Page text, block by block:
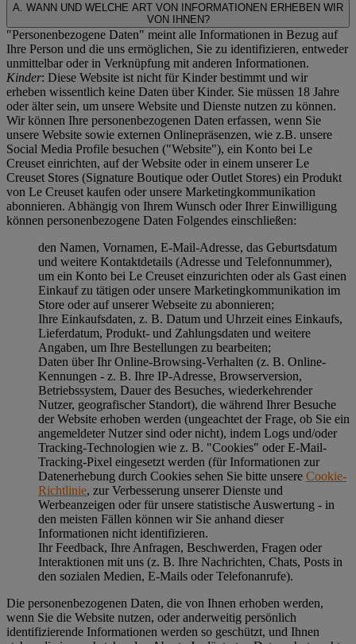
A. WANN UND WELCHE ART VON INFORMATIONEN ERHEBEN WIR
VON IHNEN?
"Personenbezogene Daten" meint alle Informationen in Bezug auf
Ihre Person und die uns ermöglichen, Sie zu identifizieren, entweder
unmittelbar oder in Verknüpfung mit anderen Informationen.
Kinder: Diese Website ist nicht für Kinder bestimmt und wir
erheben wissentlich keine Daten über Kinder. Sie müssen 18 Jahre
oder älter sein, um unsere Website und Dienste nutzen zu können.
Wir können Ihre personenbezogenen Daten erfassen, wenn Sie
unsere Website sowie externen Onlinepräsenzen, wie z.B. unsere
Social Media Profile besuchen ("Website"), ein Konto bei Le
Creuset einrichten, auf der Website oder in einem unserer Le
Creuset Stores (Signature Boutique oder Outlet Stores) ein Produkt
von Le Creuset kaufen oder unsere Marketingkommunikation
abonnieren. Abhängig von Ihrem Wunsch oder Ihrer Einwilligung
können personenbezogene Daten Folgendes einschließen:
den Namen, Vornamen, E-Mail-Adresse, das Geburtsdatum
und weitere Kontaktdetails (Adresse und Telefonnummer),
um ein Konto bei Le Creuset einzurichten oder als Gast einen
Einkauf zu tätigen oder unsere Marketingkommunikation im
Store oder auf unserer Webseite zu abonnieren;
Ihre Einkaufsdaten, z. B. Datum und Uhrzeit eines Einkaufs,
Lieferdatum, Produkt- und Zahlungsdaten und weitere
Angaben, um Ihre Bestellungen zu bearbeiten;
Daten über Ihr Online-Browsing-Verhalten (z. B. Online-
Kennungen - z. B. Ihre IP-Adresse, Browserversion,
Betriebssystem, Dauer des Besuches, wiederkehrender
Nutzer, geografischer Standort), die während Ihrer Besuche
der Website erhoben werden (ungeachtet der Frage, ob Sie ein
angemeldeter Nutzer sind oder nicht), indem Logs und/oder
Tracking-Technologien wie z. B. "Cookies" oder E-Mail-
Tracking-Pixel eingesetzt werden (für Informationen zur
Datenerhebung durch Cookies sehen Sie bitte unsere Cookie-
Richtlinie, zur Verbesserung unserer Dienste und
Werbeanzeigen oder für unsere statistische Auswertung - in
den meisten Fällen können wir Sie anhand dieser
Informationen nicht identifizieren.
Ihr Feedback, Ihre Anfragen, Beschwerden, Fragen oder
Interaktionen mit uns (z. B. Ihre Nachrichten, Chats, Posts in
den sozialen Medien, E-Mails oder Telefonanrufe).
Die personenbezogenen Daten, die von Ihnen erhoben werden,
wenn Sie die Website nutzen, oder anderweitig persönlich
identifizierende Informationen werden so geschützt, und Ihnen